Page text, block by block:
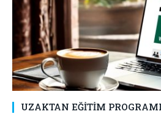
UZAKTAN EĞİTİM